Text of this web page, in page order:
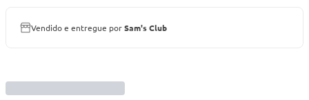
Vendido e entregue porSam's Club